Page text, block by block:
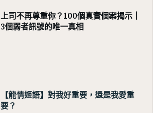
上司不再尊重你？100個真實個案揭示｜
3個弱者訊號的唯一真相
【龍情姬語】對我好重要，還是我愛重
要？